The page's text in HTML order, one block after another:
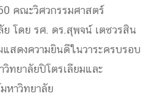
คณะวิศวกรรมศาสตร์
โดย รศ. ดร.สุพจน์ เตชวรสิน
สดงความยินดีในวาระครบรอบ
ทยาลัยปิโตรเลียมและ
หาวิทยาลัย